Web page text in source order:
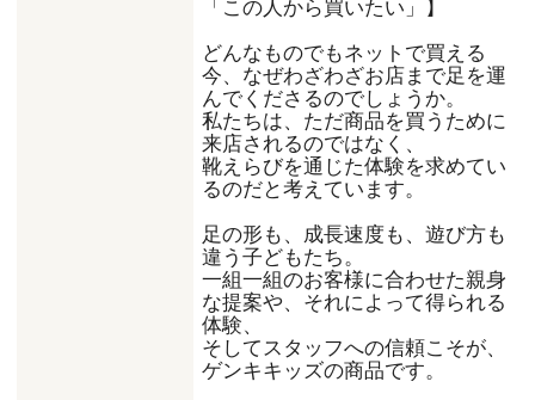
「この人から買いたい」】
どんなものでもネットで買える
今、なぜわざわざお店まで足を運
んでくださるのでしょうか。
私たちは、ただ商品を買うために
来店されるのではなく、
靴えらびを通じた体験を求めてい
るのだと考えています。
足の形も、成長速度も、遊び方も
違う子どもたち。
一組一組のお客様に合わせた親身
な提案や、それによって得られる
体験、
そしてスタッフへの信頼こそが、
ゲンキキッズの商品です。